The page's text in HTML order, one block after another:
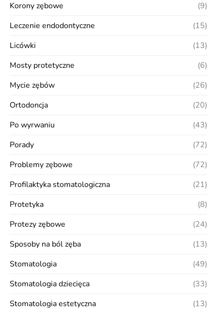
Korony zębowe
(9)
Leczenie endodontyczne
(15)
Licówki
(13)
Mosty protetyczne
(6)
Mycie zębów
(26)
Ortodoncja
(20)
Po wyrwaniu
(43)
Porady
(72)
Problemy zębowe
(72)
Profilaktyka stomatologiczna
(21)
Protetyka
(8)
Protezy zębowe
(24)
Sposoby na ból zęba
(13)
Stomatologia
(49)
Stomatologia dziecięca
(33)
Stomatologia estetyczna
(13)